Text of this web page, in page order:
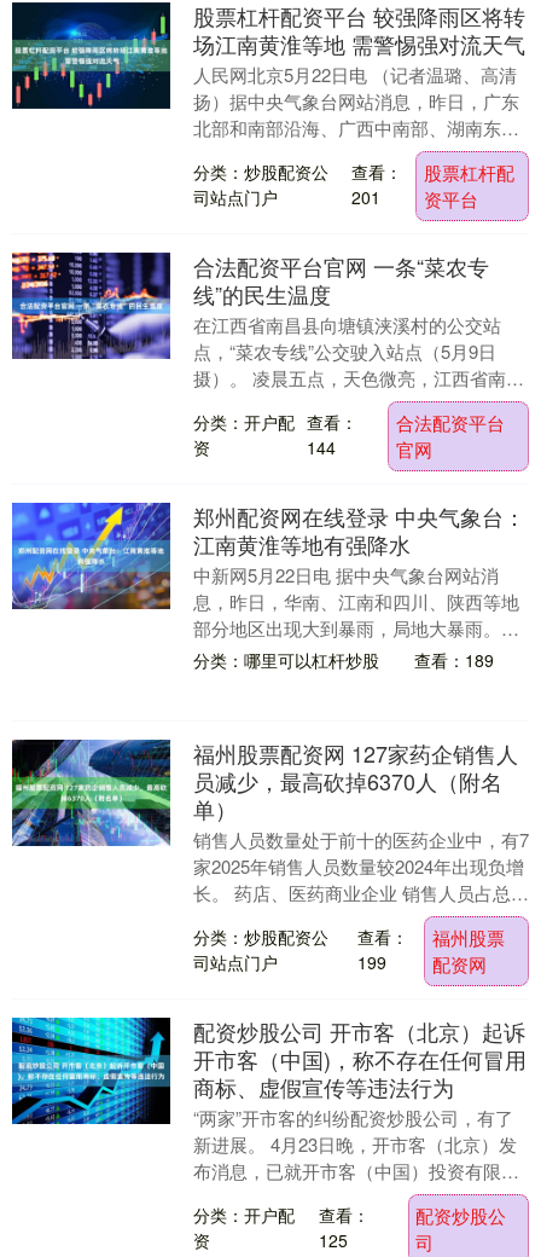
股票杠杆配资平台 较强降雨区将转
场江南黄淮等地 需警惕强对流天气
人民网北京5月22日电 （记者温璐、高清
扬）据中央气象台网站消息，昨日，广东
北部和南部沿海、广西中南部、湖南东南
部、江西中部、福建北部和西部、四川东
北部、陕西中....
分类：炒股配资公
司站点门户
查看：
201
股票杠杆配
资平台
合法配资平台官网 一条“菜农专
线”的民生温度
在江西省南昌县向塘镇浃溪村的公交站
点，“菜农专线”公交驶入站点（5月9日
摄）。 凌晨五点，天色微亮，江西省南昌
市南昌县向塘镇浃溪村的乡间公交站旁合
法配资平台官网....
分类：开户配
资
查看：
144
合法配资平台
官网
郑州配资网在线登录 中央气象台：
江南黄淮等地有强降水
中新网5月22日电 据中央气象台网站消
息，昨日，华南、江南和四川、陕西等地
部分地区出现大到暴雨，局地大暴雨。预
计22日至23日中东部有大范围降雨，24日
分类：哪里可以杠杆炒股 查看：189
福州股票配资网 127家药企销售人
员减少，最高砍掉6370人（附名
单）
销售人员数量处于前十的医药企业中，有7
家2025年销售人员数量较2024年出现负增
长。 药店、医药商业企业 销售人员占总人
数比偏高 同花顺问财数据显示，截至4
月....
分类：炒股配资公
司站点门户
查看：
199
福州股票
配资网
配资炒股公司 开市客（北京）起诉
开市客（中国)，称不存在任何冒用
商标、虚假宣传等违法行为
“两家”开市客的纠纷配资炒股公司，有了
新进展。 4月23日晚，开市客（北京）发
布消息，已就开市客（中国）投资有限公
司涉嫌名誉侵权、不正当竞争及知识产权
相关纠纷，....
分类：开户配
资
查看：
125
配资炒股公
司